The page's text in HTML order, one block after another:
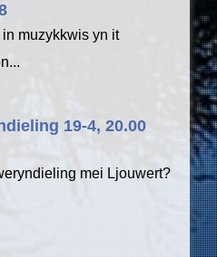
muzykkwis yn it
19-4, 20.00
mei Ljouwert?